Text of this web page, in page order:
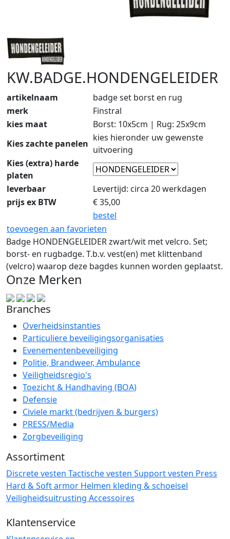
KW.BADGE.HONDENGELEIDER
artikelnaam
badge set borst en rug
merk
Finstral
kies maat
Borst: 10x5cm | Rug: 25x9cm
Kies zachte panelen
kies hieronder uw gewenste
uitvoering
Kies (extra) harde
platen
leverbaar
Levertijd: circa 20 werkdagen
prijs ex BTW
€35,00
bestel
toevoegen aan favorieten
Badge HONDENGELEIDER zwart/wit met velcro. Set;
borst- en rugbadge. T.b.v. vest(en) met klittenband
(velcro) waarop deze bagdes kunnen worden geplaatst.
Onze Merken
Branches
Overheidsinstanties
Particuliere beveiligingsorganisaties
Evenementenbeveiliging
Politie, Brandweer, Ambulance
Veiligheidsregio's
Toezicht & Handhaving (BOA)
Defensie
Civiele markt (bedrijven & burgers)
PRESS/Media
Zorgbeveiliging
Assortiment
Discrete vesten Tactische vesten Support vesten Press
Hard & Soft armor Helmen kleding & schoeisel
Veiligheidsuitrusting Accessoires
Klantenservice